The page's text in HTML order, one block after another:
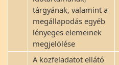
tárgyának, valamint a
megállapodás egyéb
lényeges elemeinek
megjelölése
A közfeladatot ellátó